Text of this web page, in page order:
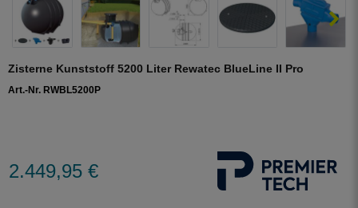
Zisterne Kunststoff 5200 Liter Rewatec BlueLine II Pro
Art.-Nr. RWBL5200P
2.449,95 €